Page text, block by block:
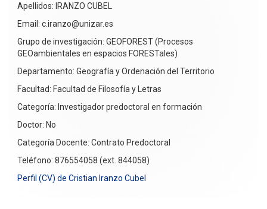
Apellidos: IRANZO CUBEL
Email: c.iranzo@unizar.es
Grupo de investigación: GEOFOREST (Procesos
GEOambientales en espacios FORESTales)
Departamento: Geografía y Ordenación del Territorio
Facultad: Facultad de Filosofía y Letras
Categoría: Investigador predoctoral en formación
Doctor: No
Categoría Docente: Contrato Predoctoral
Teléfono: 876554058 (ext. 844058)
Perfil (CV) de Cristian Iranzo Cubel